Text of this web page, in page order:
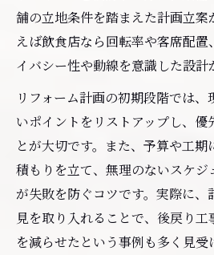
リフォームで清潔感と
方法
店舗内装の色使いで雰
動線を意識したリフォ
上
リフォームで快適な照
方法
失敗しないためのリフォー
リフォーム業者選びで失
舗の立地条件を踏まえた計画立案
えば飲食店なら回転率や客席配置
イバシー性や動線を意識した設計
リフォーム計画の初期段階では
いポイントをリストアップし、優
とが大切です。また、予算や工
積もりを立て、無理のないスケジ
が失敗を防ぐコツです。実際に、
見を取り入れることで、後戻り工
を減らせたという事例も多く見受